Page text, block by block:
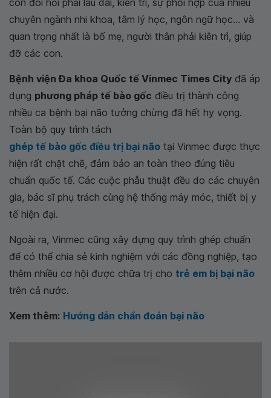
còn đòi hỏi phải lâu dài, kiên trì, sự phối hợp của nhiều
chuyên ngành nhi khoa, tâm lý học, ngôn ngữ học... và
quan trọng nhất là bố mẹ, người thân phải kiên trì, giúp
đỡ các con.
Bệnh viện Đa khoa Quốc tế Vinmec Times City đã áp
dụng phương pháp tế bào gốc điều trị thành công
nhiều ca bệnh bại não tưởng chừng đã hết hy vọng.
Toàn bộ quy trình tách
ghép tế bào gốc điều trị bại não tại Vinmec được thực
hiện rất chặt chẽ, đảm bảo an toàn theo đúng tiêu
chuẩn quốc tế. Các cuộc phẫu thuật đều do các chuyên
gia, bác sĩ phụ trách cùng hệ thống máy móc, thiết bị y
tế hiện đại.
Ngoài ra, Vinmec cũng xây dựng quy trình ghép chuẩn
để có thể chia sẻ kinh nghiệm với các đồng nghiệp, tạo
thêm nhiều cơ hội được chữa trị cho trẻ em bị bại não
trên cả nước.
Xem thêm: Hướng dẫn chẩn đoán bại não